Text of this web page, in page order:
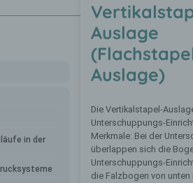
in der
Auslage
Auslage)
Die Vertikalstapel-
Unterschuppungs-
Merkmale: Bei der
überlappen sich die
Unterschuppungs-
die Falzbogen von unten